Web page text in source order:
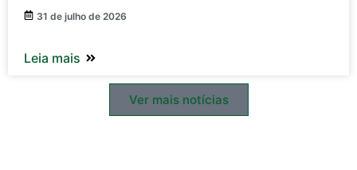
31 de julho de 2026
Leia mais
Ver mais notícias